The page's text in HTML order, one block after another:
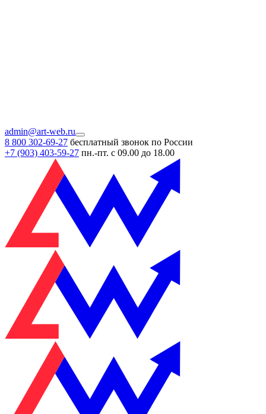
admin@art-web.ru
8 800 302-69-27 бесплатный звонок по России
+7 (903) 403-59-27 пн.-пт. с 09.00 до 18.00